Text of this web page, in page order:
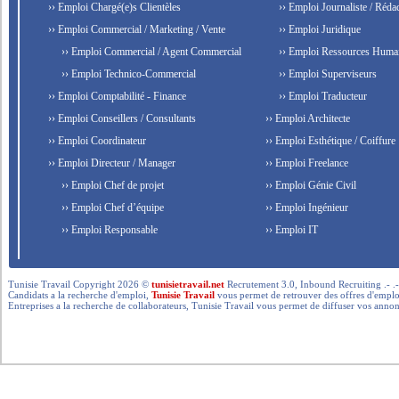
›› Emploi Chargé(e)s Clientèles
›› Emploi Commercial / Marketing / Vente
›› Emploi Commercial / Agent Commercial
›› Emploi Technico-Commercial
›› Emploi Comptabilité - Finance
›› Emploi Conseillers / Consultants
›› Emploi Coordinateur
›› Emploi Directeur / Manager
›› Emploi Chef de projet
›› Emploi Chef d’équipe
›› Emploi Responsable
›› Emploi Journaliste /
›› Emploi Juridique
›› Emploi Ressources
›› Emploi Superviseurs
›› Emploi Traducteur
›› Emploi Architecte
›› Emploi Esthétique / Coiffure
›› Emploi Freelance
›› Emploi Génie Civil
›› Emploi Ingénieur
›› Emploi IT
Tunisie Travail Copyright 2026 ©tunisietravail.net Recrutement 3.0, Inbound Recruiting .-
Candidats a la recherche d'emploi,Tunisie Travail vous permet de retrouver des offres
Entreprises a la recherche de collaborateurs, Tunisie Travail vous permet de diffuser vos